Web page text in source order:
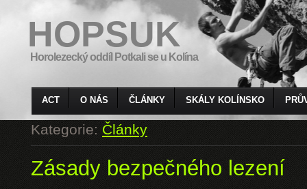
HOPSUK
Horolezecký oddíl Potkali se u Kolína
ACT O NÁS ČLÁNKY SKÁLY KOLÍNSKO
Kategorie:Články
Zásady bezpečného lezení